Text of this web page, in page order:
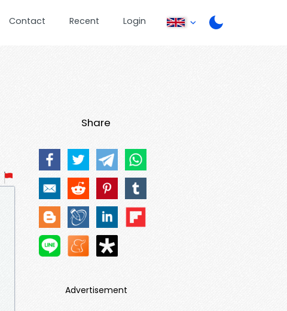
Contact Recent Login
Share
Advertisement